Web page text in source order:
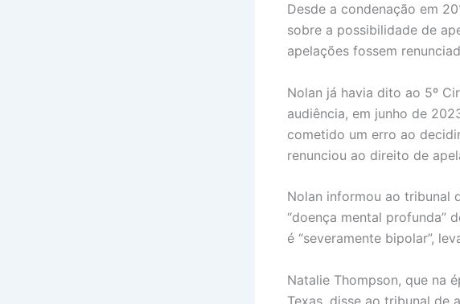
Desde a condenação em
sobre a possibilidade de
apelações fossem
Nolan já havia dito ao 5º
audiência, em junho de
cometido um erro ao
renunciou ao direito de
Nolan informou ao tribunal
“doença mental profunda”
é “severamente bipolar”,
Natalie Thompson, que na
Texas, disse ao tribunal de